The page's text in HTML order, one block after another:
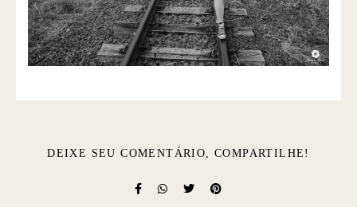
DEIXE SEU COMENTÁRIO, COMPARTILHE!